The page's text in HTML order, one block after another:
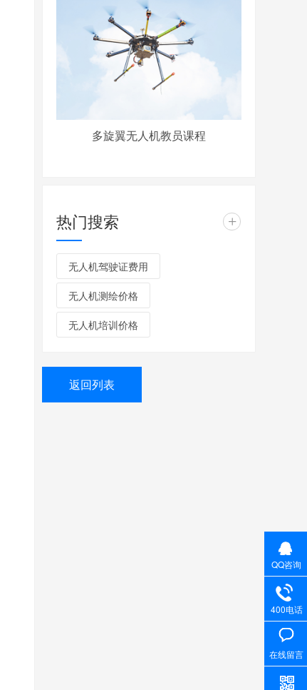
多旋翼无人机教员课程
热门搜索 +
无人机驾驶证费用
无人机测绘价格
无人机培训价格
返回列表
QQ咨询
400电话
在线留言